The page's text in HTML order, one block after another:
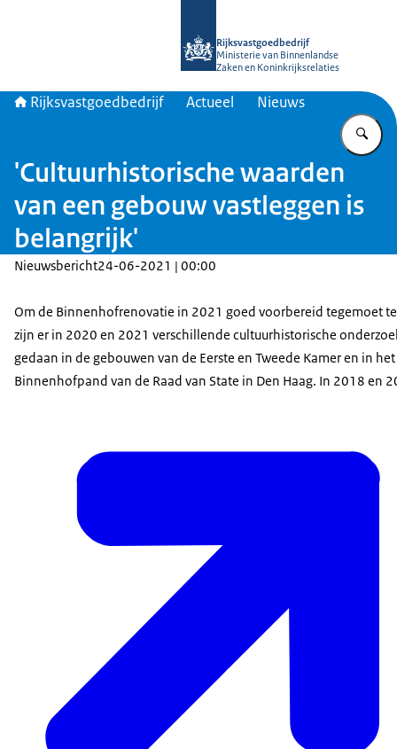
Rijksvastgoedbedrijf
Ministerie van Binnenlandse
Zaken en Koninkrijksrelaties
Rijksvastgoedbedrijf Actueel Nieuws
'Cultuurhistorische waarden
van een gebouw vastleggen is
belangrijk'
Nieuwsbericht24-06-2021 | 00:00
Om de Binnenhofrenovatie in 2021 goed voorbereid tegemoet
zijn er in 2020 en 2021 verschillende cultuurhistorische
gedaan in de gebouwen van de Eerste en Tweede Kamer en in het
Binnenhofpand van de Raad van State in Den Haag. In 2018 en